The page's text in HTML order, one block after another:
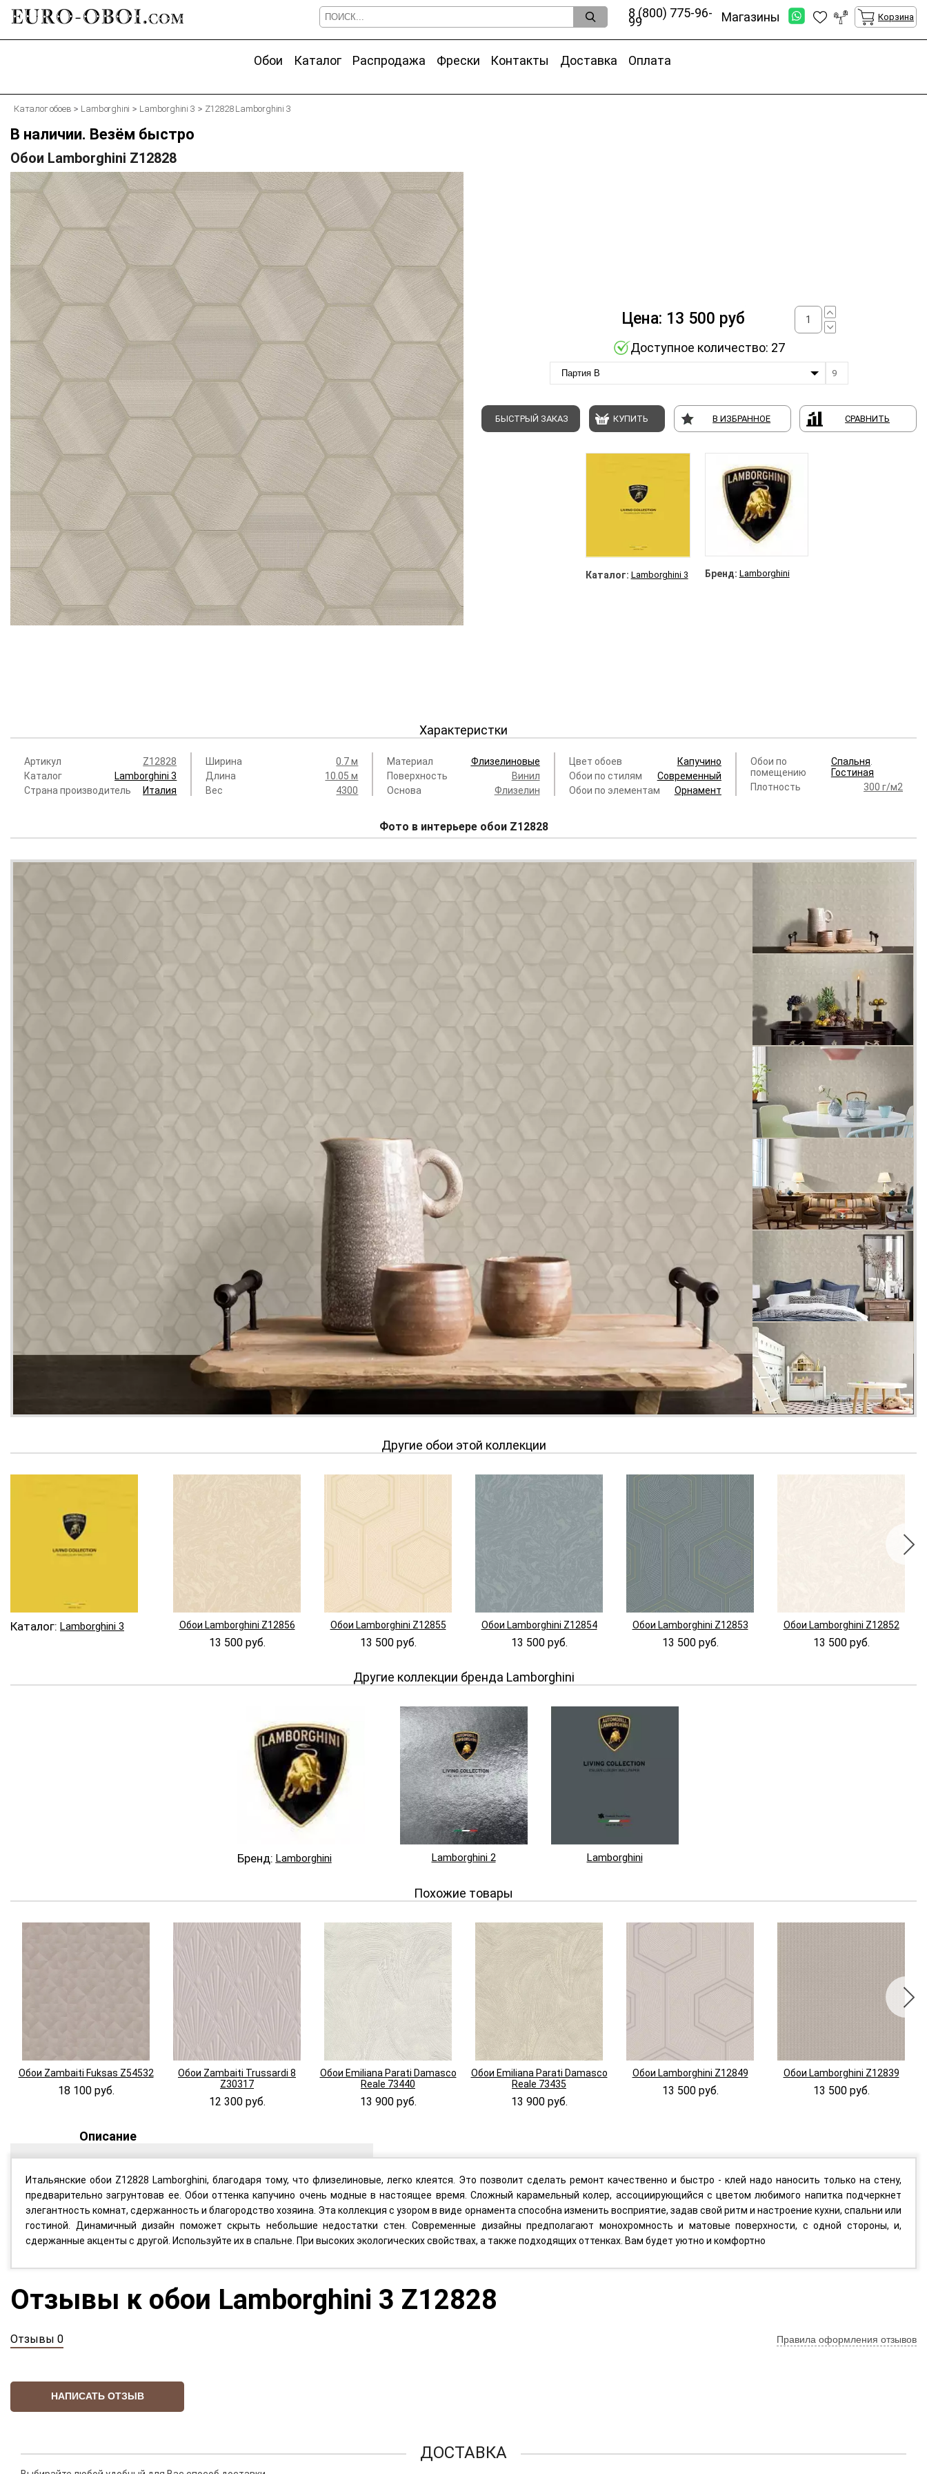
EURO-OBOI.com 8 (800) 775-96-
99 Магазины Корзина
Обои Каталог Распродажа Фрески Контакты Доставка Оплата
Каталог обоев Lamborghini Lamborghini 3 Z12828 Lamborghini 3
В наличии. Везём быстро
Обои Lamborghini Z12828
Цена: 13 500 руб
Доступное количество: 27
Партия B 9
БЫСТРЫЙ ЗАКАЗ КУПИТЬ В ИЗБРАННОЕ СРАВНИТЬ
Каталог: Lamborghini 3 Бренд: Lamborghini
Характеристки
Артикул
Z12828
Каталог
Lamborghini 3
Страна производитель
Италия
Ширина
0.7 м
Длина
10.05 м
Вес
4300
Материал
Флизелиновые
Поверхность
Винил
Основа
Флизелин
Цвет обоев
Капучино
Обои по стилям
Современный
Обои по элементам
Орнамент
Обои по
помещению
Спальня.
Гостиная
Плотность
300 г/м2
Фото в интерьере обои Z12828
Другие обои этой коллекции
Каталог: Lamborghini 3 Обои Lamborghini Z12856
13 500 руб.
Обои Lamborghini Z12855
13 500 руб.
Обои Lamborghini Z12854
13 500 руб.
Обои Lamborghini Z12853
13 500 руб.
Обои Lamborghini Z12852
13 500 руб.
Другие коллекции бренда Lamborghini
Бренд: Lamborghini Lamborghini 2 Lamborghini
Похожие товары
Обои Zambaiti Fuksas Z54532
18 100 руб.
Обои Zambaiti Trussardi 8
Z30317
12 300 руб.
Обои Emiliana Parati Damasco
Reale 73440
13 900 руб.
Обои Emiliana Parati Damasco
Reale 73435
13 900 руб.
Обои Lamborghini Z12849
13 500 руб.
Обои Lamborghini Z12839
13 500 руб.
Описание
Итальянские обои Z12828 Lamborghini, благодаря тому, что флизелиновые, легко клеятся. Это позволит сделать ремонт качественно и быстро - клей надо наносить только на стену,
предварительно загрунтовав ее. Обои оттенка капучино очень модные в настоящее время. Сложный карамельный колер, ассоциирующийся с цветом любимого напитка подчеркнет
элегантность комнат, сдержанность и благородство хозяина. Эта коллекция с узором в виде орнамента способна изменить восприятие, задав свой ритм и настроение кухни, спальни или
гостиной. Динамичный дизайн поможет скрыть небольшие недостатки стен. Современные дизайны предполагают монохромность и матовые поверхности, с одной стороны, и,
сдержанные акценты с другой. Используйте их в спальне. При высоких экологических свойствах, а также подходящих оттенках. Вам будет уютно и комфортно
Отзывы к обои Lamborghini 3 Z12828
Отзывы 0 Правила оформления отзывов
НАПИСАТЬ ОТЗЫВ
ДОСТАВКА